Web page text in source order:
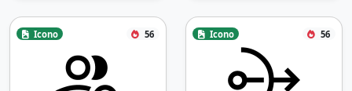
Icono 56 Icono 56